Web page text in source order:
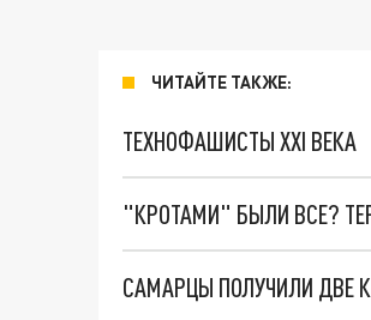
ЧИТАЙТЕ ТАКЖЕ:
ТЕХНОФАШИСТЫ XXI ВЕКА
"КРОТАМИ" БЫЛИ ВСЕ?
САМАРЦЫ ПОЛУЧИЛИ ДВЕ